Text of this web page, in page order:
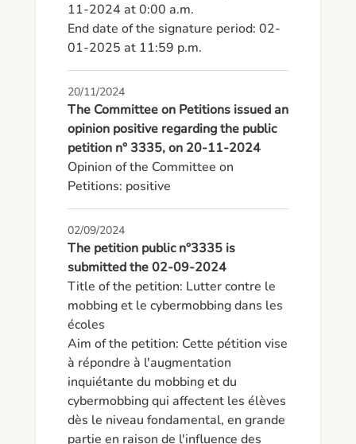
11-2024 at 0:00 a.m.
End date of the signature period: 02-
01-2025 at 11:59 p.m.
20/11/2024
The Committee on Petitions issued an
opinion positive regarding the public
petition n° 3335, on 20-11-2024
Opinion of the Committee on
Petitions: positive
02/09/2024
The petition public n°3335 is
submitted the 02-09-2024
Title of the petition: Lutter contre le
mobbing et le cybermobbing dans les
écoles
Aim of the petition: Cette pétition vise
à répondre à l'augmentation
inquiétante du mobbing et du
cybermobbing qui affectent les élèves
dès le niveau fondamental, en grande
partie en raison de l'influence des